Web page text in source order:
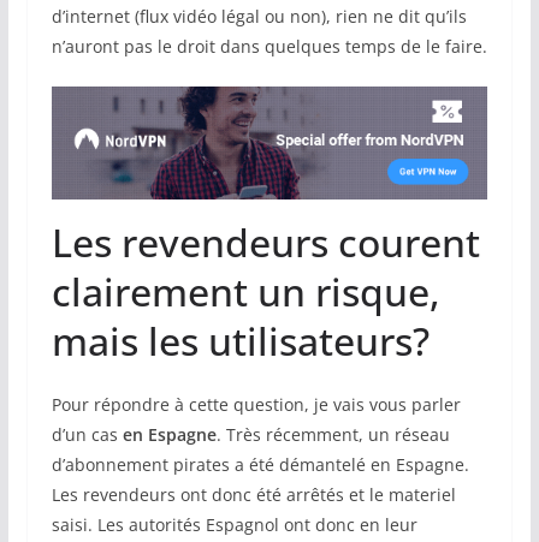
d’internet (flux vidéo légal ou non), rien ne dit qu’ils
n’auront pas le droit dans quelques temps de le faire.
Les revendeurs courent
clairement un risque,
mais les utilisateurs?
Pour répondre à cette question, je vais vous parler
d’un cas en Espagne. Très récemment, un réseau
d’abonnement pirates a été démantelé en Espagne.
Les revendeurs ont donc été arrêtés et le materiel
saisi. Les autorités Espagnol ont donc en leur